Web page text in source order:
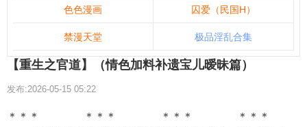
色色漫画 囚爱（民国H）
禁漫天堂 极品淫乱合集
【重生之官道】（情色加料补遗宝儿暧昧篇）
发布:2026-05-15 05:22
＊＊＊ ＊＊＊ ＊＊＊ ＊＊＊